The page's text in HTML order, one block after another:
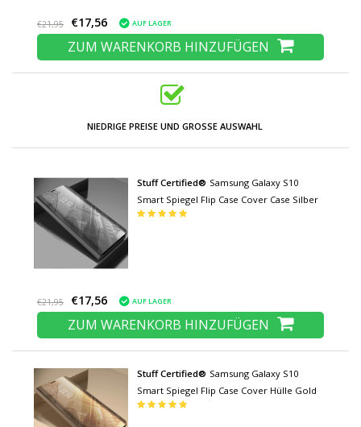
€21,95 €17,56 AUF LAGER
ZUM WARENKORB HINZUFÜGEN
NIEDRIGE PREISE UND GROSSE AUSWAHL
Stuff Certified® Samsung Galaxy S10
Smart Spiegel Flip Case Cover Case Silber
€21,95 €17,56 AUF LAGER
ZUM WARENKORB HINZUFÜGEN
Stuff Certified® Samsung Galaxy S10
Smart Spiegel Flip Case Cover Hülle Gold